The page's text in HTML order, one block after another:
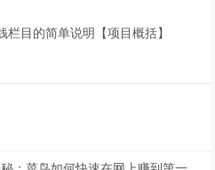
栏目的简单说明【项目概括】